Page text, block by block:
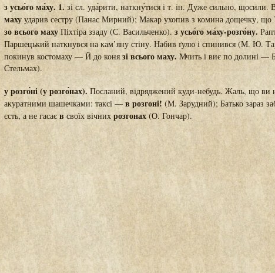
з усьо́го ма́ху. 1.зі сл. уда́рити, наткну́тися і т. ін. Дуже сильно, щосили.
маху ударив сестру (Панас Мирний); Макар ухопив з комина дощечку, що
зо всього маху Піхтіра ззаду (С. Васильченко).з усьо́го ма́ху-розго́ну.
Паршецький наткнувся на кам’яну стіну. Набив ґулю і спинився (М. Ю.
покинув костомаху — Й до конязі всього маху. Мчить і виє по долині —
Стельмах).
у розго́ні (у розго́нах).Посланий, відряджений куди-небудь. Жаль, що ви
акуратними шашечками: таксі —в розгоні! (М. Зарудний); Батько зараз
єсть, а не гасає в своїх вічних розгонах (О. Гончар).